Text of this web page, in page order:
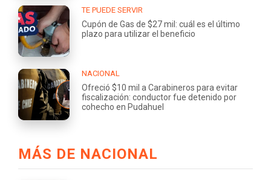
TE PUEDE SERVIR
Cupón de Gas de $27 mil: cuál es el último
plazo para utilizar el beneficio
NACIONAL
Ofreció $10 mil a Carabineros para evitar
fiscalización: conductor fue detenido por
cohecho en Pudahuel
MÁS DE NACIONAL